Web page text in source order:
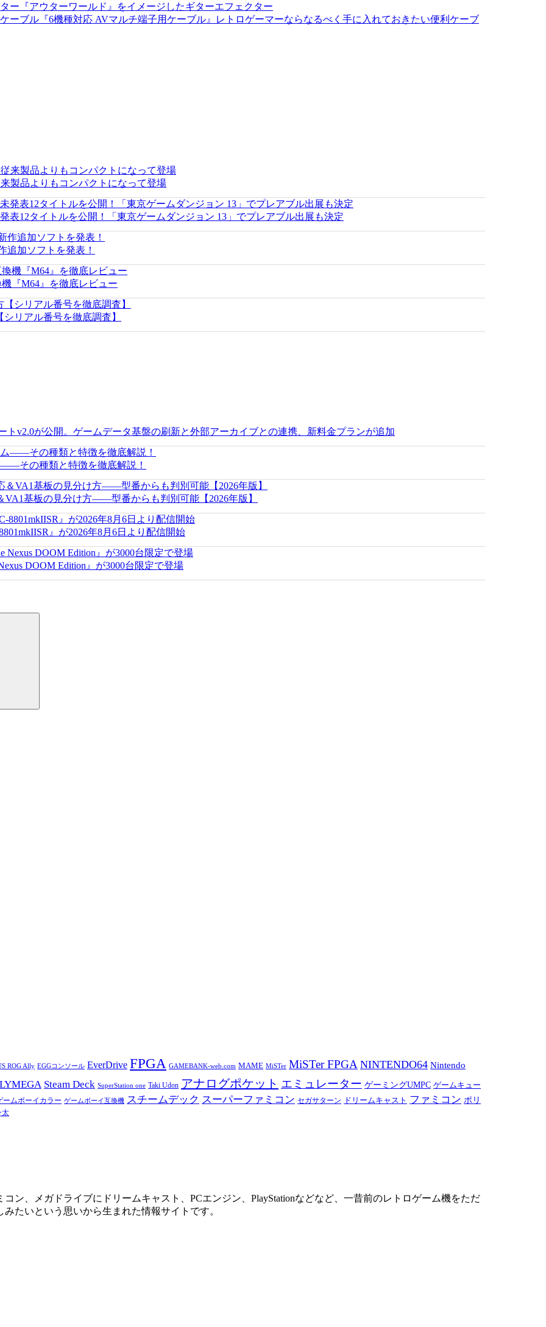
『アウターワールド』をイメージしたギターエフェクター
レトロゲーマーならなるべく手に入れておきたい便利ケーブ
来製品よりもコンパクトになって登場
表12タイトルを公開！「東京ゲームダンジョン 13」でプレアブル出展も決定
追加ソフトを発表！
『M64』を徹底レビュー
リアル番号を徹底調査】
トv2.0が公開。ゲームデータ基盤の刷新と外部アーカイブとの連携、新料金プランが追加
その種類と特徴を徹底解説！
基板の見分け方——型番からも判別可能【2026年版】
』が2026年8月6日より配信開始
DOOM Edition』が3000台限定で登場
ROG Ally EGGコンソール EverDrive FPGA GAMEBANK-web.com MAME MiSTer MiSTer FPGA NINTENDO64 Nintendo
Steam Deck SuperStation one Taki Udon アナログポケット エミュレーター ゲーミングUMPC ゲームキュー
ームボーイカラー ゲームボーイ互換機 スチームデック スーパーファミコン セガサターン ドリームキャスト ファミコン ポリ
太
ン、メガドライブにドリームキャスト、PCエンジン、PlayStationなどなど、一昔前のレトロゲーム機をただ
たいという思いから生まれた情報サイトです。